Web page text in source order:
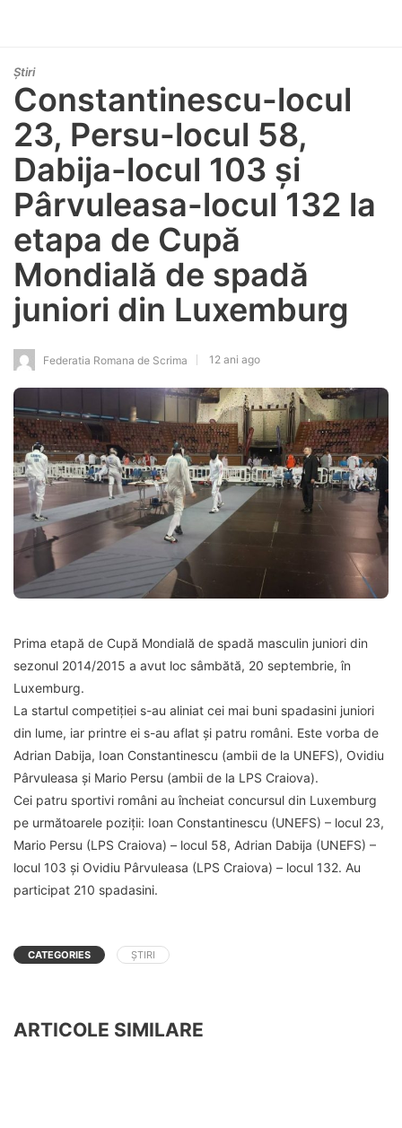
Știri
Constantinescu-locul
23, Persu-locul 58,
Dabija-locul 103 și
Pârvuleasa-locul 132 la
etapa de Cupă
Mondială de spadă
juniori din Luxemburg
Federatia Romana de Scrima 12 ani ago
Prima etapă de Cupă Mondială de spadă masculin juniori din
sezonul 2014/2015 a avut loc sâmbătă, 20 septembrie, în
Luxemburg.
La startul competiției s-au aliniat cei mai buni spadasini juniori
din lume, iar printre ei s-au aflat și patru români. Este vorba de
Adrian Dabija, Ioan Constantinescu (ambii de la UNEFS), Ovidiu
Pârvuleasa și Mario Persu (ambii de la LPS Craiova).
Cei patru sportivi români au încheiat concursul din Luxemburg
pe următoarele poziții: Ioan Constantinescu (UNEFS) – locul 23,
Mario Persu (LPS Craiova) – locul 58, Adrian Dabija (UNEFS) –
locul 103 și Ovidiu Pârvuleasa (LPS Craiova) – locul 132. Au
participat 210 spadasini.
CATEGORIES ȘTIRI
ARTICOLE SIMILARE